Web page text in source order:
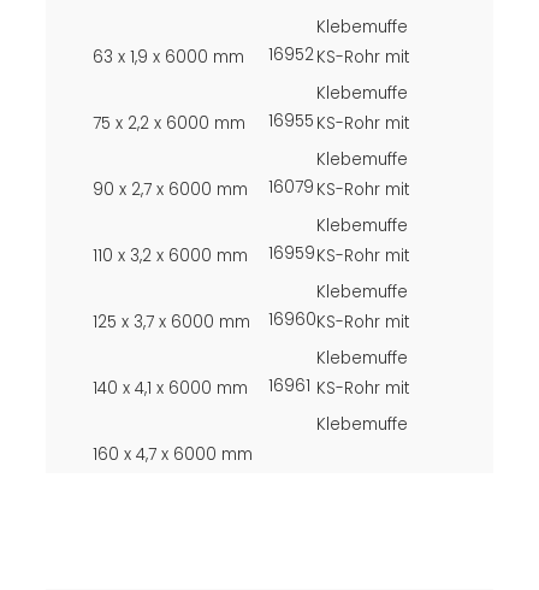
Klebemuffe
63 x 1,9 x 6000 mm
16952KS-Rohr mit
Klebemuffe
75 x 2,2 x 6000 mm
16955 KS-Rohr mit
Klebemuffe
90 x 2,7 x 6000 mm
16079 KS-Rohr mit
Klebemuffe
110 x 3,2 x 6000 mm
16959KS-Rohr mit
Klebemuffe
125 x 3,7 x 6000 mm
16960KS-Rohr mit
Klebemuffe
140 x 4,1 x 6000 mm
16961 KS-Rohr mit
Klebemuffe
160 x 4,7 x 6000 mm